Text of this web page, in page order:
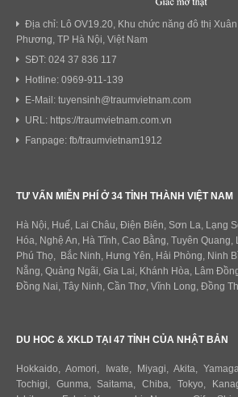
Địa chỉ: Lô OV19.20, Khu chức năng đô thị
Phương, TP Hà Nội, Việt Nam
SĐT: 024 37 836 117
Hotline: 0969-911-139
E-Mail: tuyensinh@traumvietnam.com
URL: https://traumvietnam.com.vn
Fanpage: fb/traumvietnam1912
TƯ VẤN MIỄN PHÍ Ở 34 TỈNH THÀNH VIỆT NAM
Hà Nội, Huế, Lai Châu, Điện Biên, Sơn La, Lạng
Hóa, Nghệ An, Hà Tĩnh, Cao Bằng, Tuyên
Phú Thọ, Bắc Ninh, Hưng Yên, Hải Phòng, Ninh
Nẵng, Quảng Ngãi, Gia Lai, Khánh Hòa, Lâm
Đồng Nai, Tây Ninh, Cần Thơ, Vĩnh Long, Đồng
DU HOC & XKLD TẠI 47 TỈNH CỦA NHẬT BẢN
Hokkaido,Aomori, Iwate, Miyagi,Akita,
Tochigi, Gunma, Saitama,Chiba, Tokyo,